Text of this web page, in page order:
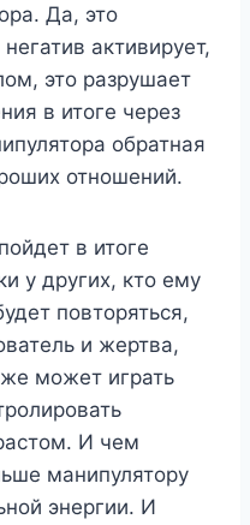
Да, это
активирует,
это разрушает
в итоге через
обратная
отношений.
в итоге
у других, кто ему
повторяться,
и жертва,
может играть
И чем
манипулятору
энергии. И